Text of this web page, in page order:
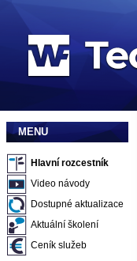
MENU
Hlavní rozcestník
Video návody
Dostupné aktualizace
Aktuální školení
Ceník služeb